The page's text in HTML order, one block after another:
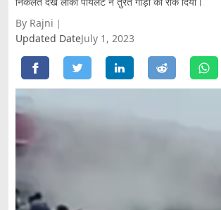
By Rajni
Updated DateJuly 1, 2023